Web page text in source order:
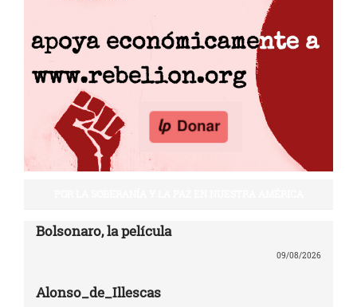
Bolsonaro, la película
09/08/2026
Alonso_de_Illescas